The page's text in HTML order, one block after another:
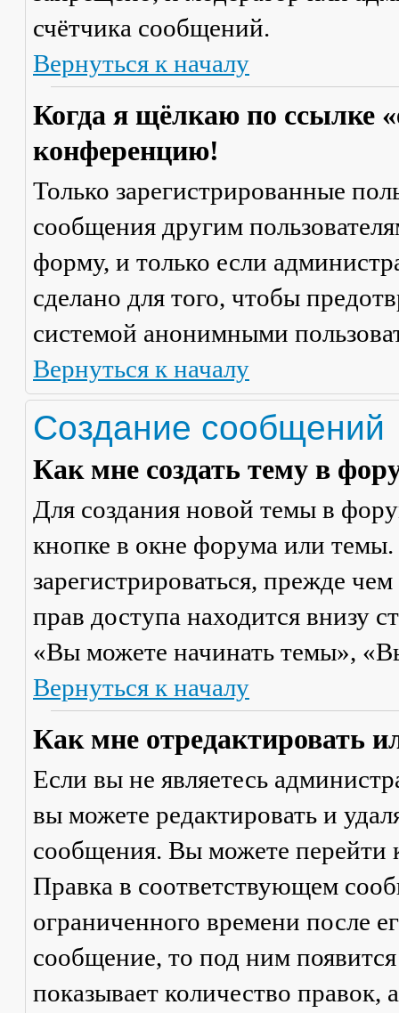
счётчика сообщений.
Вернуться к началу
Когда я щёлкаю по ссылке
конференцию!
Только зарегистрированные
сообщения другим
форму, и только если
сделано для того, чтобы
системой анонимными
Вернуться к началу
Создание сообщений
Как мне создать тему в
Для создания новой темы в
кнопке в окне форума или
зарегистрироваться, прежде
прав доступа находится внизу
«Вы можете начинать темы»,
Вернуться к началу
Как мне отредактировать
Если вы не являетесь
вы можете редактировать и
сообщения. Вы можете перейти
Правка в соответствующем
ограниченного времени после
сообщение, то под ним
показывает количество правок,